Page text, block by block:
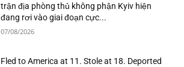
trận địa phòng thủ không phận Kyiv hiện
đang rơi vào giai đoạn cực...
07/08/2026
Fled to America at 11. Stole at 18. Deported